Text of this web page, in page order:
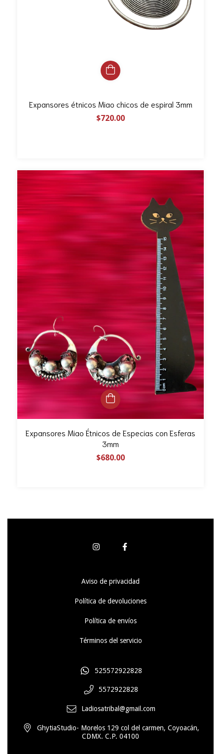
Expansores étnicos Miao chicos de espiral 3mm
$720.00
Expansores Miao Étnicos de Especias con Esferas
3mm
$680.00
Aviso de privacidad
Política de devoluciones
Política de envíos
Términos del servicio
525572922828
5572922828
Ladiosatribal@gmail.com
GhytiaStudio- Morelos 129 col del carmen, Coyoacán,
CDMX. C.P. 04100